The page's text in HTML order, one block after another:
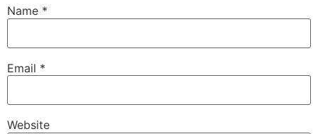
Name *
Email *
Website